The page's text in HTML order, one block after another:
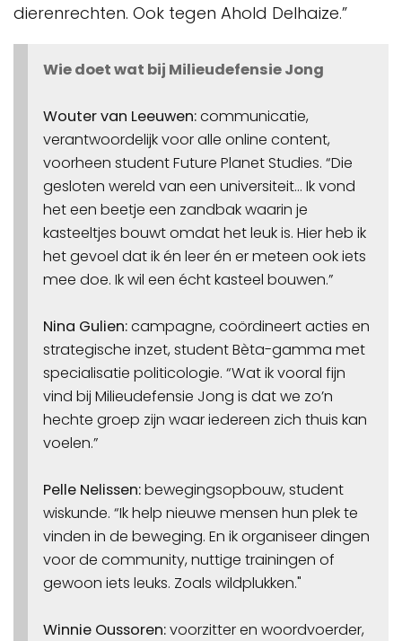
dierenrechten. Ook tegen Ahold Delhaize.”
Wie doet wat bij Milieudefensie Jong
Wouter van Leeuwen:communicatie,
verantwoordelijk voor alle online content,
voorheen student Future Planet Studies. “Die
gesloten wereld van een universiteit… Ik vond
het een beetje een zandbak waarin je
kasteeltjes bouwt omdat het leuk is. Hier heb ik
het gevoel dat ik én leer én er meteen ook iets
mee doe. Ik wil een écht kasteel bouwen.”
Nina Gulien:campagne, coördineert acties en
strategische inzet, student Bèta-gamma met
specialisatie politicologie. “Wat ik vooral fijn
vind bij Milieudefensie Jong is dat we zo’n
hechte groep zijn waar iedereen zich thuis kan
voelen.”
Pelle Nelissen:bewegingsopbouw, student
wiskunde. “Ik help nieuwe mensen hun plek te
vinden in de beweging. En ik organiseer dingen
voor de community, nuttige trainingen of
gewoon iets leuks. Zoals wildplukken."
Winnie Oussoren:voorzitter en woordvoerder,